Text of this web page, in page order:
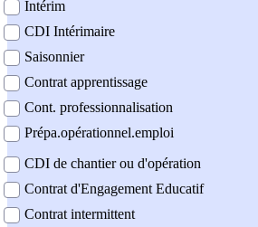
Intérim
CDI Intérimaire
Saisonnier
Contrat apprentissage
Cont. professionnalisation
Prépa.opérationnel.emploi
CDI de chantier ou d'opération
Contrat d'Engagement Educatif
Contrat intermittent